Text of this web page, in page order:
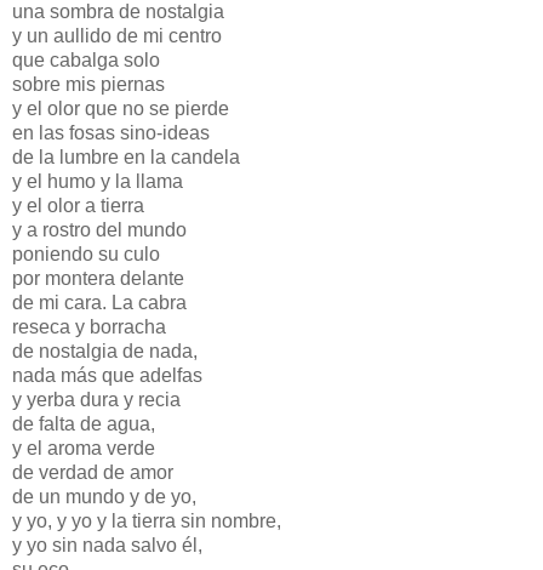
una sombra de nostalgia
y un aullido de mi centro
que cabalga solo
sobre mis piernas
y el olor que no se pierde
en las fosas sino-ideas
de la lumbre en la candela
y el humo y la llama
y el olor a tierra
y a rostro del mundo
poniendo su culo
por montera delante
de mi cara. La cabra
reseca y borracha
de nostalgia de nada,
nada más que adelfas
y yerba dura y recia
de falta de agua,
y el aroma verde
de verdad de amor
de un mundo y de yo,
y yo, y yo y la tierra sin nombre,
y yo sin nada salvo él,